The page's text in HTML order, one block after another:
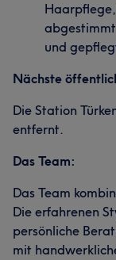
und
Nächste
Die Station
entfernt.
Das Team:
Das Team
Die erfahrenen
persönliche
mit